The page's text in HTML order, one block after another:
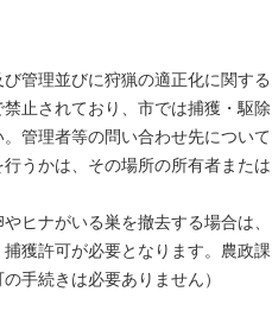
管理並びに狩猟の適正化に関する
止されており、市では捕獲・駆除
管理者等の問い合わせ先について
うかは、その場所の所有者または
ヒナがいる巣を撤去する場合は、
獲許可が必要となります。農政課
手続きは必要ありません）